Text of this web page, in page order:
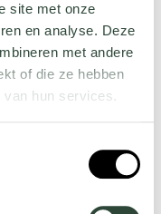
site met onze
en analyse. Deze
met andere
of die ze hebben
hun services.